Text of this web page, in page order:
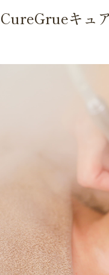
キュ